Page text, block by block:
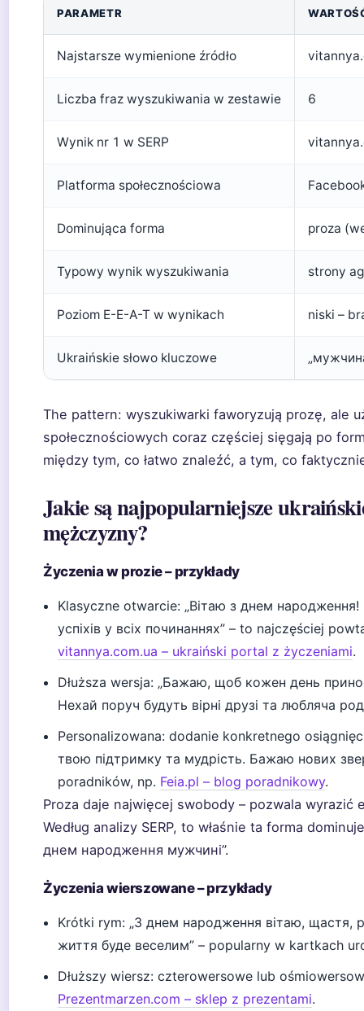
PARAMETR
Najstarsze wymienione źródło
Liczba fraz wyszukiwania w zestawie 6
Wynik nr 1 w SERP
Platforma społecznościowa
Dominująca forma proza
Typowy wynik wyszukiwania strony
Poziom E-E-A-T w wynikach niski –
Ukraińskie słowo kluczowe
The pattern: wyszukiwarki faworyzują prozę, ale
społecznościowych coraz częściej sięgają po
między tym, co łatwo znaleźć, a tym, co
Jakie są najpopularniejsze
mężczyzny?
Życzenia w prozie – przykłady
Klasyczne otwarcie: „Вітаю з днем
успіхів у всіх починаннях” – to najczęściej
vitannya.com.ua – ukraiński portal z życzeniami.
Dłuższa wersja: „Бажаю, щоб кожен день
Нехай поруч будуть вірні друзі та любляча
Personalizowana: dodanie konkretnego
твою підтримку та мудрість. Бажаю нових
poradników, np. Feia.pl – blog poradnikowy.
Proza daje najwięcej swobody – pozwala wyrazić
Według analizy SERP, to właśnie ta forma
днем народження мужчині”.
Życzenia wierszowane – przykłady
Krótki rym: „З днем народження вітаю, щастя,
життя буде веселим” – popularny w kartkach
Dłuższy wiersz: czterowersowe lub
Prezentmarzen.com – sklep z prezentami.